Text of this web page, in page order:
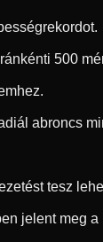
500
abroncs
tesz
jelent meg